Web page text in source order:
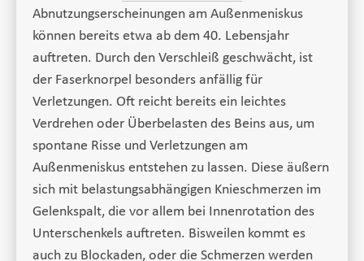
Abnutzungserscheinungen am Außenmeniskus
können bereits etwa ab dem 40. Lebensjahr
auftreten. Durch den Verschleiß geschwächt, ist
der Faserknorpel besonders anfällig für
Verletzungen. Oft reicht bereits ein leichtes
Verdrehen oder Überbelasten des Beins aus, um
spontane Risse und Verletzungen am
Außenmeniskus entstehen zu lassen. Diese äußern
sich mit belastungsabhängigen Knieschmerzen im
Gelenkspalt, die vor allem bei Innenrotation des
Unterschenkels auftreten. Bisweilen kommt es
auch zu Blockaden, oder die Schmerzen werden